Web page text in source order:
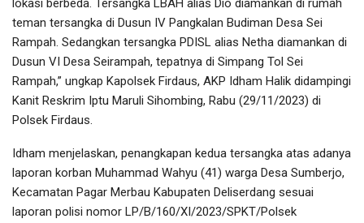
lokasi berbeda. Tersangka LBAH alias Dio diamankan di rumah
teman tersangka di Dusun IV Pangkalan Budiman Desa Sei
Rampah. Sedangkan tersangka PDISL alias Netha diamankan di
Dusun VI Desa Seirampah, tepatnya di Simpang Tol Sei
Rampah,” ungkap Kapolsek Firdaus, AKP Idham Halik didampingi
Kanit Reskrim Iptu Maruli Sihombing, Rabu (29/11/2023) di
Polsek Firdaus.
Idham menjelaskan, penangkapan kedua tersangka atas adanya
laporan korban Muhammad Wahyu (41) warga Desa Sumberjo,
Kecamatan Pagar Merbau Kabupaten Deliserdang sesuai
laporan polisi nomor LP/B/160/XI/2023/SPKT/Polsek